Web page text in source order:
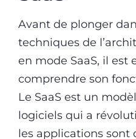
Avant de plonger
techniques de
en mode SaaS, il est
comprendre son
Le SaaS est un
logiciels qui a
les applications sont